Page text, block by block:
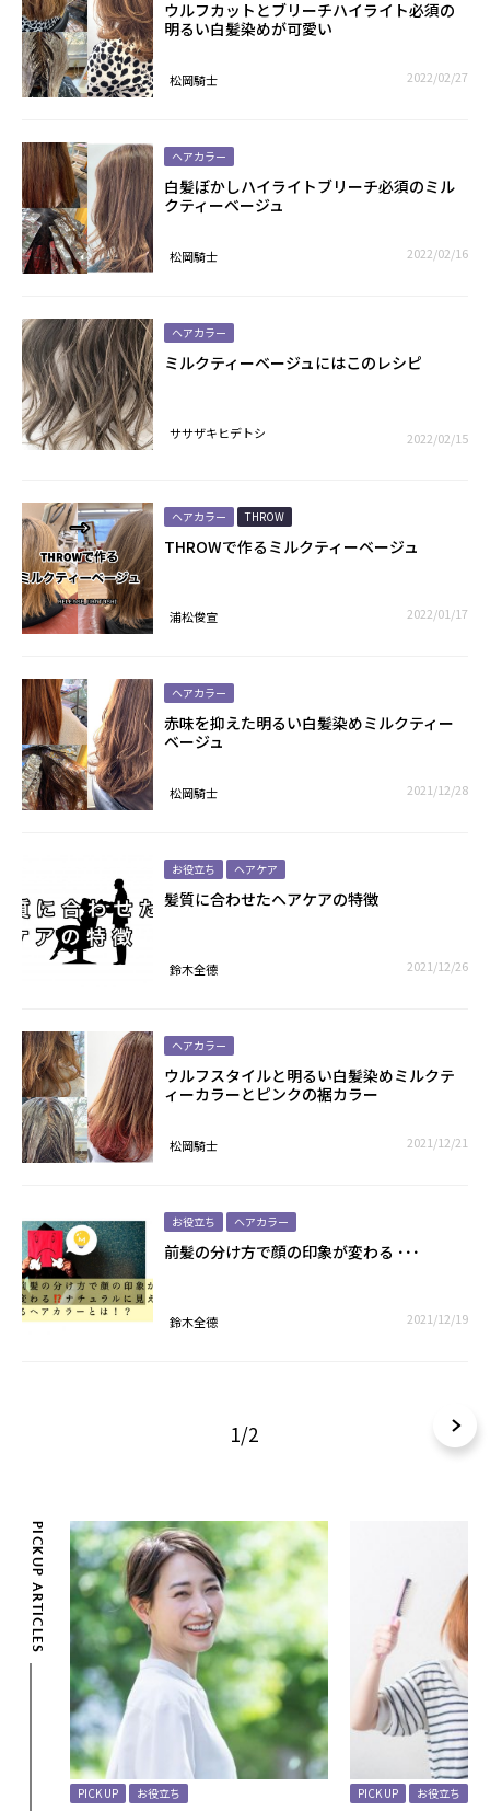
ウルフカットとブリーチハイライト必須の
明るい白髪染めが可愛い
松岡騎士 2022/02/27
ヘアカラー
白髪ぼかしハイライトブリーチ必須のミル
クティーベージュ
松岡騎士 2022/02/16
ヘアカラー
ミルクティーベージュにはこのレシピ
ササザキヒデトシ 2022/02/15
ヘアカラー THROW
THROWで作るミルクティーベージュ
浦松俊宣 2022/01/17
ヘアカラー
赤味を抑えた明るい白髪染めミルクティー
ベージュ
松岡騎士 2021/12/28
お役立ち ヘアケア
髪質に合わせたヘアケアの特徴
鈴木全德 2021/12/26
ヘアカラー
ウルフスタイルと明るい白髪染めミルクテ
ィーカラーとピンクの裾カラー
松岡騎士 2021/12/21
お役立ち ヘアカラー
前髪の分け方で顔の印象が変わる ･･･
鈴木全德 2021/12/19
1/2
PICKUP ARTICLES
PICK UP お役立ち PICK UP お役立ち